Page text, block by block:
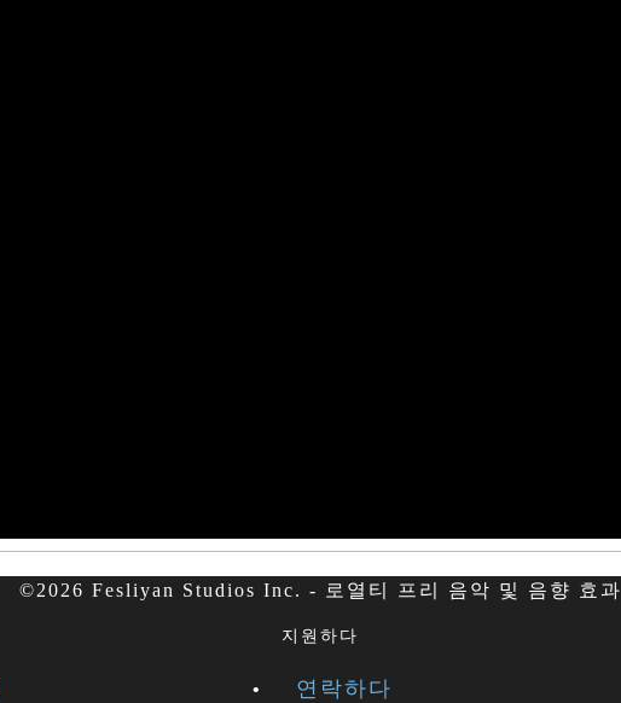
©2026 Fesliyan Studios Inc. - 로열티 프리 음악 및 음향 효과
지원하다
연락하다